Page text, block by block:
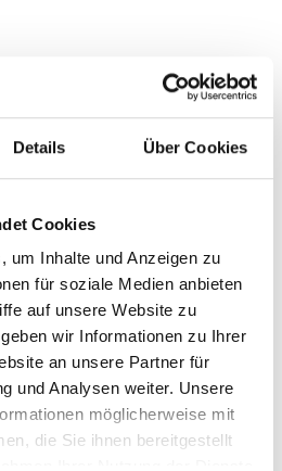
Details Über Cookies
Cookies
um Inhalte und Anzeigen zu
für soziale Medien anbieten
auf unsere Website zu
wir Informationen zu Ihrer
an unsere Partner für
und Analysen weiter. Unsere
möglicherweise mit
die Sie ihnen bereitgestellt
den gewünschten
5-7 Tage
PRODUKTE